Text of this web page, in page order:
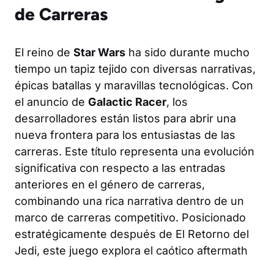
de Carreras
El reino de Star Wars ha sido durante mucho
tiempo un tapiz tejido con diversas narrativas,
épicas batallas y maravillas tecnológicas. Con
el anuncio de Galactic Racer, los
desarrolladores están listos para abrir una
nueva frontera para los entusiastas de las
carreras. Este título representa una evolución
significativa con respecto a las entradas
anteriores en el género de carreras,
combinando una rica narrativa dentro de un
marco de carreras competitivo. Posicionado
estratégicamente después de El Retorno del
Jedi, este juego explora el caótico aftermath